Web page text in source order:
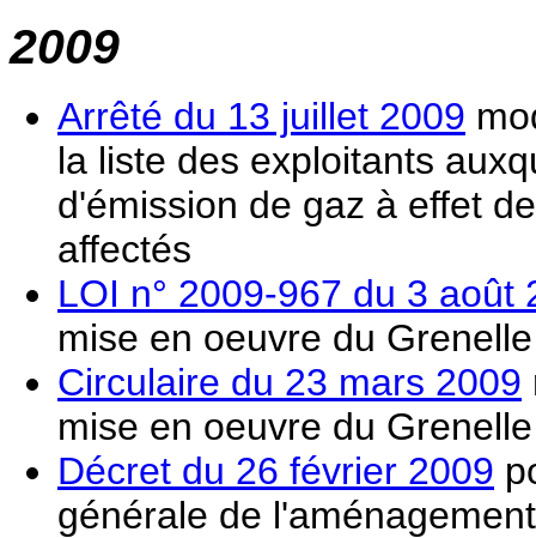
2009
Arrêté du 13 juillet 2009
la liste des exploitants
d'émission de gaz à effet
affectés
LOI n° 2009-967 du 3 août
mise en oeuvre du
Circulaire du 23 mars 2009
mise en oeuvre du
Décret du 26 février 2009
générale de